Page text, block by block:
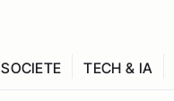
SOCIETE TECH & IA